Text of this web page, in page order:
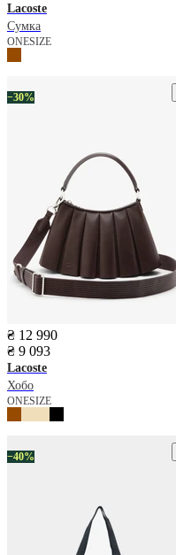
Lacoste
Сумка
ONESIZE
−30%
₴ 12 990
₴ 9 093
Lacoste
Хобо
ONESIZE
−40%